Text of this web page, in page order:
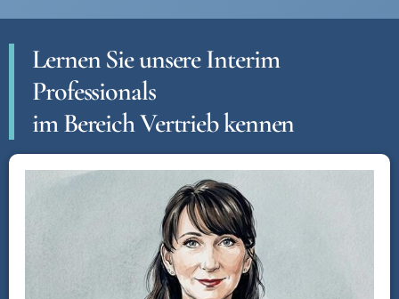
Lernen Sie unsere Interim
Professionals
im Bereich Vertrieb kennen